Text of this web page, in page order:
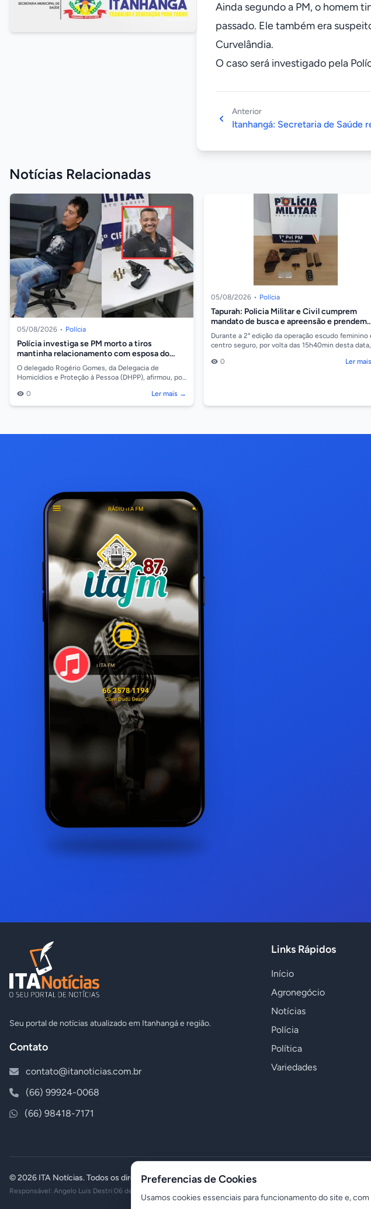
Ainda segundo a PM, o homem
passado. Ele também era
Curvelândia.
O caso será investigado pela
Anterior
Itanhangá: Secretaria de Saúde
Notícias Relacionadas
05/08/2026 • Polícia
Polícia investiga se PM morto a tiros
mantinha relacionamento com esposa do
atirador
O delegado Rogério Gomes, da Delegacia de
Homicídios e Proteção à Pessoa (DHPP), afirmou, por
Milit...
0 Ler mais →
05/08/2026 • Polícia
Tapurah: Policia Militar e Civil cumprem
mandato de busca e apreensão e prendem
homem com arma e droga
Durante a 2° edição da operação escudo feminino
centro seguro, por volta das 15h40min desta
0
Ler
Seu portal de notícias atualizado em Itanhangá e região.
Contato
contato@itanoticias.com.br
(66) 99924-0068
(66) 98418-7171
Links Rápidos
Início
Agronegócio
Notícias
Polícia
Política
Variedades
© 2026 ITA Notícias. Todos os direitos reservados.
Responsável: Angelo Luis Destri 06 de agosto de 2026 - 03:26
Preferencias de Cookies
Usamos cookies essenciais para funcionamento do site e,